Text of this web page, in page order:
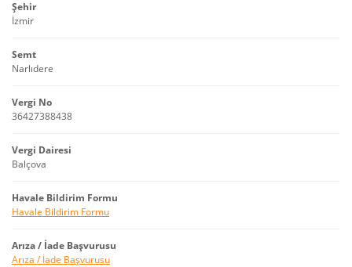
Şehir
İzmir
Semt
Narlıdere
Vergi No
36427388438
Vergi Dairesi
Balçova
Havale Bildirim Formu
Havale Bildirim Formu
Arıza / İade Başvurusu
Arıza / İade Başvurusu